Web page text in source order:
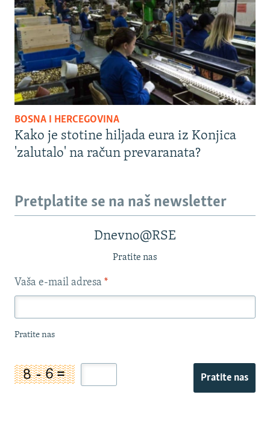
BOSNA I HERCEGOVINA
Kako je stotine hiljada eura iz Konjica
'zalutalo' na račun prevaranata?
Pretplatite se na naš newsletter
Dnevno@RSE
Pratite nas
Vaša e-mail adresa *
Pratite nas
Pratite nas